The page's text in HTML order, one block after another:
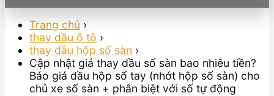
Trang chủ ›
thay dầu ô tô ›
thay dầu hộp số sàn ›
Cập nhật giá thay dầu số sàn bao nhiêu tiền?
Báo giá dầu hộp số tay (nhớt hộp số sàn) cho
chủ xe số sàn + phân biệt với số tự động